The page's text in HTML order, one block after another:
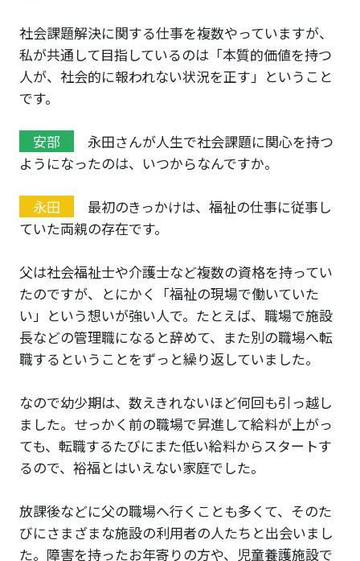
社会課題解決に関する仕事を複数やっていますが、
私が共通して目指しているのは「本質的価値を持つ
人が、社会的に報われない状況を正す」ということ
です。
安部
永田さんが人生で社会課題に関心を持つ
ようになったのは、いつからなんですか。
永田
最初のきっかけは、福祉の仕事に従事し
ていた両親の存在です。
父は社会福祉士や介護士など複数の資格を持ってい
たのですが、とにかく「福祉の現場で働いていた
い」という想いが強い人で。たとえば、職場で施設
長などの管理職になると辞めて、また別の職場へ転
職するということをずっと繰り返していました。
なので幼少期は、数えきれないほど何回も引っ越し
ました。せっかく前の職場で昇進して給料が上がっ
ても、転職するたびにまた低い給料からスタートす
るので、裕福とはいえない家庭でした。
放課後などに父の職場へ行くことも多くて、そのた
びにさまざまな施設の利用者の人たちと出会いまし
た。障害を持ったお年寄りの方や、児童養護施設で